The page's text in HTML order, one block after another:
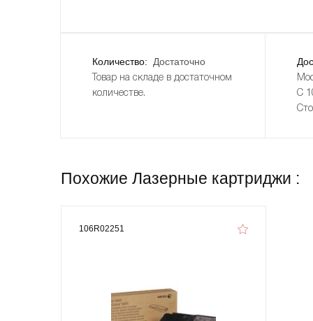
Количество: Достаточно
Товар на складе в достаточном
количестве.
С
Похожие Лазерные картриджи :
106R02251